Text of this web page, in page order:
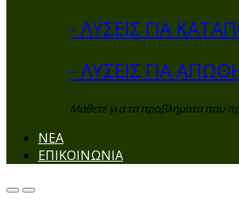
- ΛΥΣΕΙΣ ΓΙΑ
- ΛΥΣΕΙΣ ΓΙΑ
Μάθετε για τα προβλήματα που
ΝΕΑ
ΕΠΙΚΟΙΝΩΝΙΑ